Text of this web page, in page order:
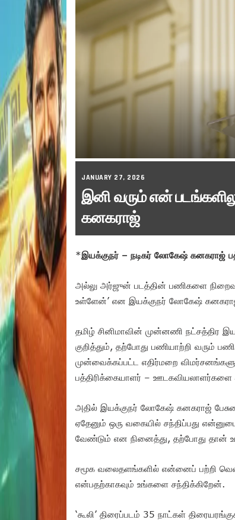
JANUARY 27, 2026
இனி வரும் என்
கனகராஜ்
*இயக்குநர் – நடிகர் லோகேஷ் கனகராஜ்
அல்லு அர்ஜுன் படத்தின் பணிகளை
உள்ளேன்’ என இயக்குநர் லோகேஷ் கனகராஜ்
தமிழ் சினிமாவின் முன்னணி நட்சத்திர
குறித்தும், தற்போது பணியாற்றி வரும்
முன்வைக்கப்பட்ட எதிர்மறை
பத்திரிக்கையாளர் – ஊடகவியலாளர்களை
அதில் இயக்குநர் லோகேஷ் கனகராஜ்
ஏதேனும் ஒரு வகையில் சந்திப்பது
வேண்டும் என நினைத்து, தற்போது தான்
சமூக வலைதளங்களில் என்னைப் பற்றி
என்பதற்காகவும் உங்களை சந்திக்கிறேன்.
‘கூலி’ திரைப்படம் 35 நாட்கள்